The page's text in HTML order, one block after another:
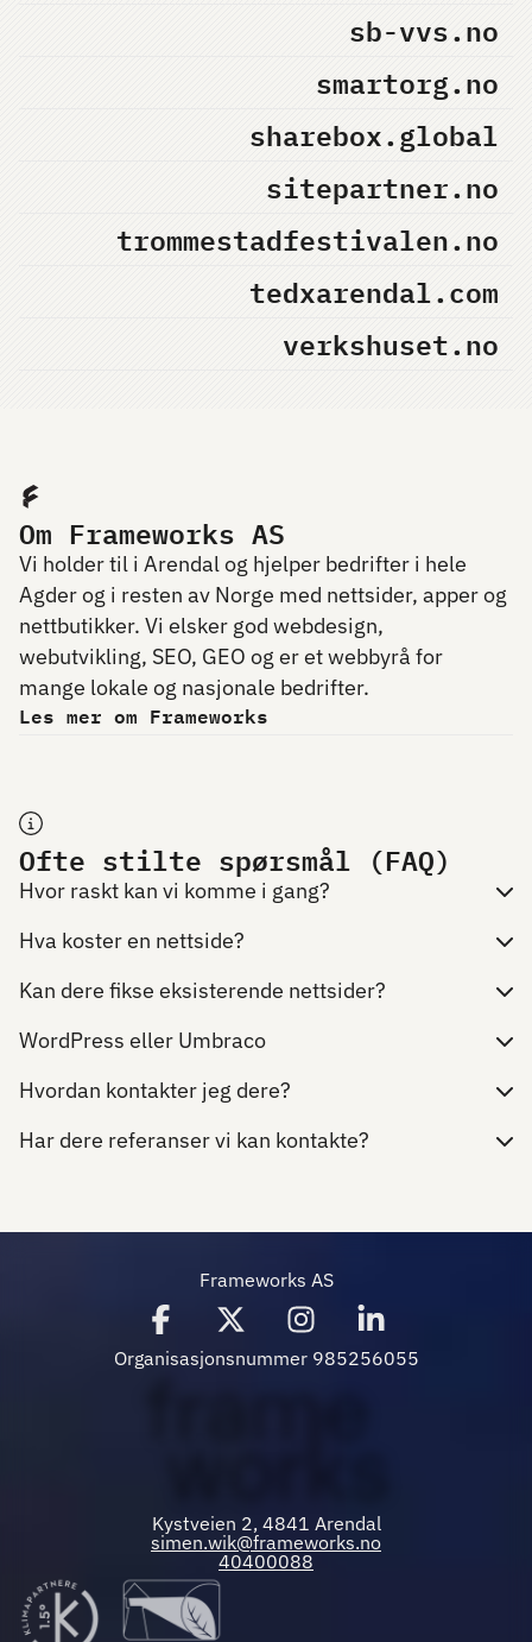
sb-vvs.no
smartorg.no
sharebox.global
sitepartner.no
trommestadfestivalen.no
tedxarendal.com
verkshuset.no
Om Frameworks AS
Vi holder til i Arendal og hjelper bedrifter i hele
Agder og i resten av Norge med nettsider, apper og
nettbutikker. Vi elsker god webdesign,
webutvikling, SEO, GEO og er et webbyrå for
mange lokale og nasjonale bedrifter.
Les mer om Frameworks
Ofte stilte spørsmål (FAQ)
Hvor raskt kan vi komme i gang?
Hva koster en nettside?
Kan dere fikse eksisterende nettsider?
WordPress eller Umbraco
Hvordan kontakter jeg dere?
Har dere referanser vi kan kontakte?
Frameworks AS
Organisasjonsnummer 985256055
Kystveien 2, 4841 Arendal
simen.wik@frameworks.no
40400088